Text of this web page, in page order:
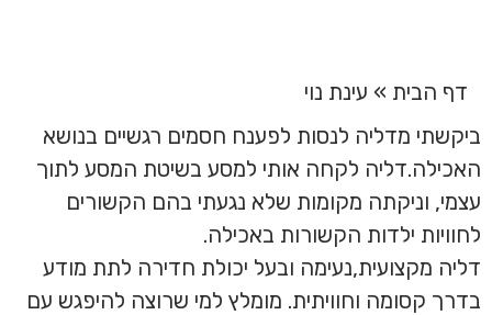
דף הבית » עינת נוי
ביקשתי מדליה לנסות לפענח חסמים רגשיים בנושא
האכילה.דליה לקחה אותי למסע בשיטת המסע לתוך
עצמי, וניקתה מקומות שלא נגעתי בהם הקשורים
לחוויות ילדות הקשורות באכילה.
דליה מקצועית,נעימה ובעל יכולת חדירה לתת מודע
בדרך קסומה וחוויתית. מומלץ למי שרוצה להיפגש עם